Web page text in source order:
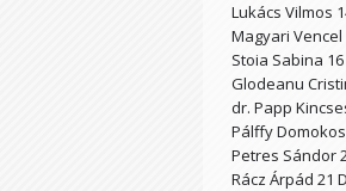
Lukács Vilmos
Magyari Vencel
Stoia Sabina 16
Glodeanu
dr. Papp
Pálffy
Petres Sándor
Rácz Árpád 21